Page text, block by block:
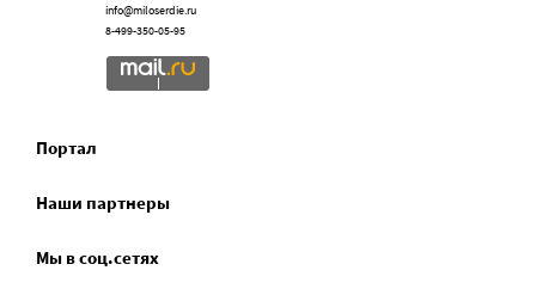
info@miloserdie.ru
8-499-350-05-95
Портал
Наши партнеры
Мы в соц.сетях